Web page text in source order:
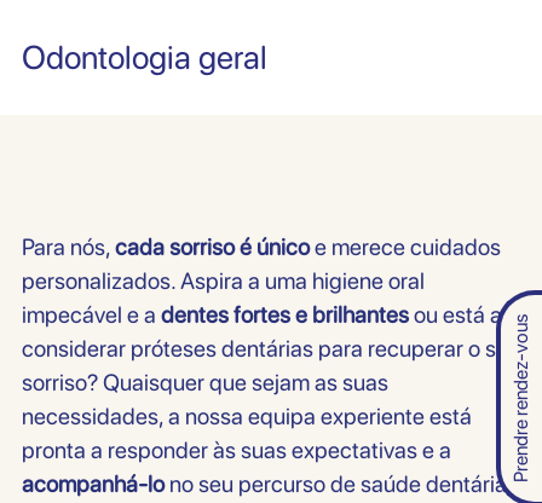
Prendre rendez-vous
Odontologia geral
Para nós,cada sorriso é únicoe merece cuidados
personalizados. Aspira a uma higiene oral
impecável e a dentes fortes e brilhantesou está a
considerar próteses dentárias para recuperar o seu
sorriso? Quaisquer que sejam as suas
necessidades, a nossa equipa experiente está
pronta a responder às suas expectativas e a
acompanhá-lono seu percurso de saúde dentária.